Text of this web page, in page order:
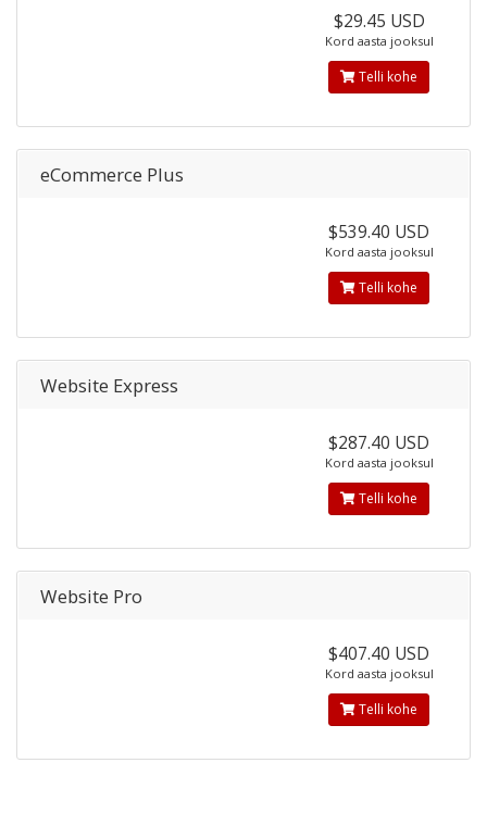
$29.45 USD
Kord aasta jooksul
Telli kohe
eCommerce Plus
$539.40 USD
Kord aasta jooksul
Telli kohe
Website Express
$287.40 USD
Kord aasta jooksul
Telli kohe
Website Pro
$407.40 USD
Kord aasta jooksul
Telli kohe